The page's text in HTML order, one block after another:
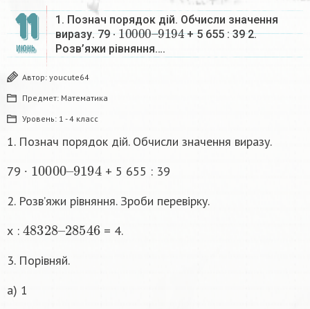
11
ИЮНЬ
1. Познач порядок дій. Обчисли значення
виразу. 79 ∙
10000–
9194
+ 5 655 : 39 2.
Розв’яжи рівняння….
Автор: youcute64
Предмет: Математика
Уровень: 1 - 4 класс
1. Познач порядок дій. Обчисли значення виразу.
79 ∙
10000 –
9 194
+ 5 655 : 39
2. Розв’яжи рівняння. Зроби перевірку.
х :
48328 –
28546
= 4.
3. Порівняй.
а) 1